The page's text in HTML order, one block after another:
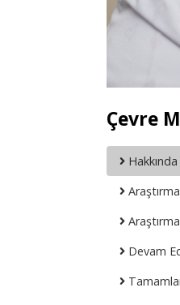
Çevre
Hakkında
Devam